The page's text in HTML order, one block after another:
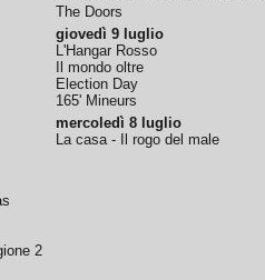
2
The Doors
giovedì 9 luglio
L'Hangar Rosso
Il mondo oltre
Election Day
165' Mineurs
mercoledì 8 luglio
La casa - Il rogo del male